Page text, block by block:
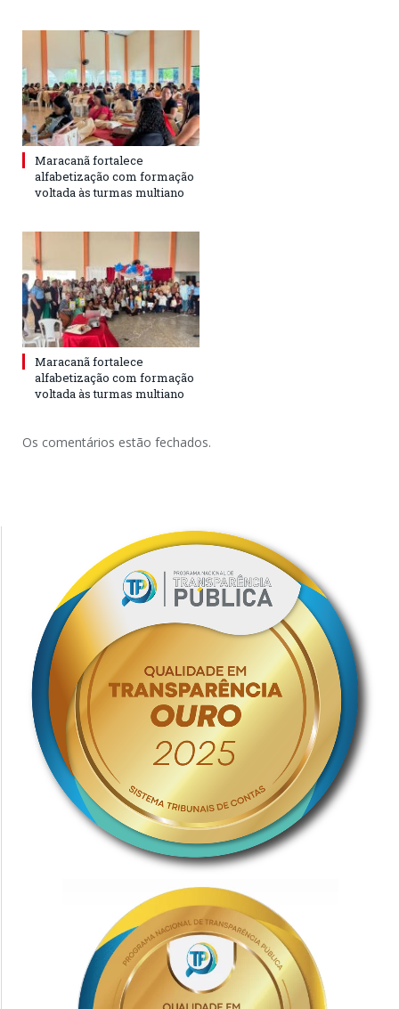
Maracanã fortalece
alfabetização com formação
voltada às turmas multiano
Maracanã fortalece
alfabetização com formação
voltada às turmas multiano
Os comentários estão fechados.